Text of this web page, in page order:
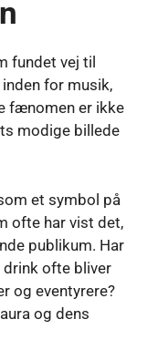
fundet vej til
for musik,
fænomen er ikke
modige billede
et symbol på
ofte har vist det,
publikum. Har
ofte bliver
og eventyrere?
og dens